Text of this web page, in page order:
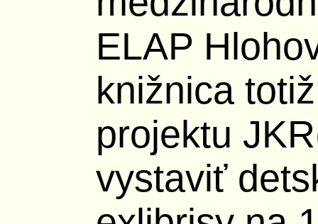
ELAP
knižnica
projektu
vystaviť